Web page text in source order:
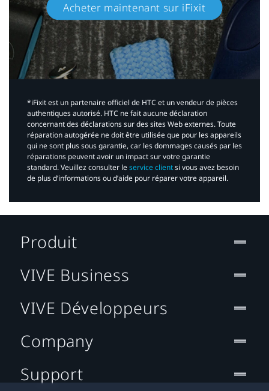
Acheter maintenant sur iFixit​
*iFixit est un partenaire officiel de HTC et un vendeur de pièces
authentiques autorisé. HTC ne fait aucune déclaration
concernant des déclarations sur des sites Web externes. Toute
réparation autogérée ne doit être utilisée que pour les appareils
qui ne sont plus sous garantie, car les dommages causés par les
réparations peuvent avoir un impact sur votre garantie
standard. Veuillez consulter leservice clientsi vous avez besoin
de plus d’informations ou d’aide pour réparer votre appareil.​
Produit
VIVE Business
VIVE Développeurs
Company
Support